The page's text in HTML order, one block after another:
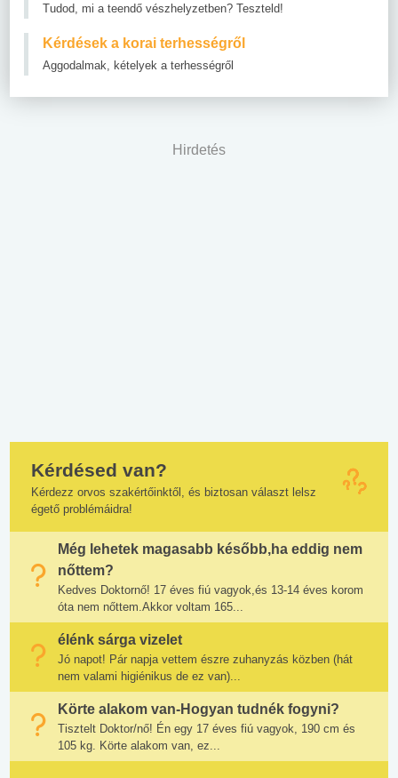
Tudod, mi a teendő vészhelyzetben? Teszteld!
Kérdések a korai terhességről
Aggodalmak, kételyek a terhességről
Hirdetés
Kérdésed van?
Kérdezz orvos szakértőinktől, és biztosan választ lelsz
égető problémáidra!
Még lehetek magasabb később,ha eddig nem
nőttem?
Kedves Doktornő! 17 éves fiú vagyok,és 13-14 éves korom
óta nem nőttem.Akkor voltam 165...
élénk sárga vizelet
Jó napot! Pár napja vettem észre zuhanyzás közben (hát
nem valami higiénikus de ez van)...
Körte alakom van-Hogyan tudnék fogyni?
Tisztelt Doktor/nő! Én egy 17 éves fiú vagyok, 190 cm és
105 kg. Körte alakom van, ez...